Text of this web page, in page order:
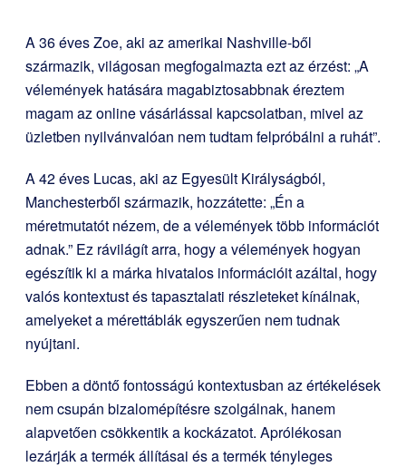
A 36 éves Zoe, aki az amerikai Nashville-ből
származik, világosan megfogalmazta ezt az érzést: „A
vélemények hatására magabiztosabbnak éreztem
magam az online vásárlással kapcsolatban, mivel az
üzletben nyilvánvalóan nem tudtam felpróbálni a ruhát”.
A 42 éves Lucas, aki az Egyesült Királyságból,
Manchesterből származik, hozzátette: „Én a
méretmutatót nézem, de a vélemények több információt
adnak.” Ez rávilágít arra, hogy a vélemények hogyan
egészítik ki a márka hivatalos információit azáltal, hogy
valós kontextust és tapasztalati részleteket kínálnak,
amelyeket a mérettáblák egyszerűen nem tudnak
nyújtani.
Ebben a döntő fontosságú kontextusban az értékelések
nem csupán bizalomépítésre szolgálnak, hanem
alapvetően csökkentik a kockázatot. Aprólékosan
lezárják a termék állításai és a termék tényleges